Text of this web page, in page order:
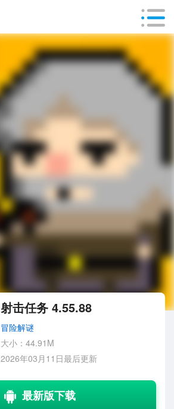
射击任务 4.55.88
冒险解谜
大小：44.91M
2026年03月11日最后更新